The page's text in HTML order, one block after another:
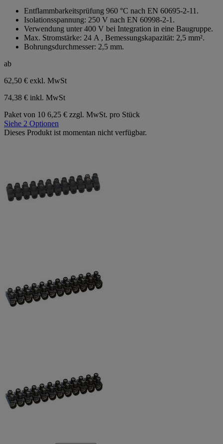
Sternen.
Entflammbarkeitsprüfung 960 °C nach EN 60695-2-11.
Isolationsspannung: 250 V nach EN 60998-2-1.
Verwendung unter 400 V bei Integration in eine Baugruppe.
Max. Stromstärke: 24 A , Bemessungskapazität: 2,5 mm².
Bohrungsdurchmesser: 2,5 mm.
ab
62,50 € exkl. MwSt
74,38 € inkl. MwSt
Paket von 10 6,25 € zzgl. MwSt. pro Stück
Siehe 2 Optionen
Dieses Produkt ist momentan nicht verfügbar.